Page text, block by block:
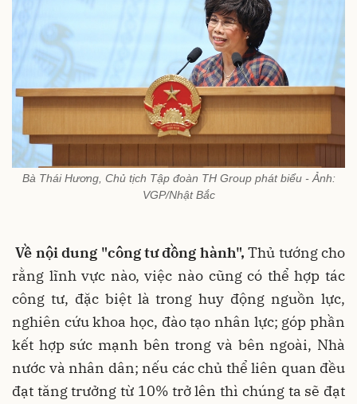
Bà Thái Hương, Chủ tịch Tập đoàn TH Group phát biểu - Ảnh:
VGP/Nhật Bắc
Về nội dung "công tư đồng hành", Thủ tướng cho
rằng lĩnh vực nào, việc nào cũng có thể hợp tác
công tư, đặc biệt là trong huy động nguồn lực,
nghiên cứu khoa học, đào tạo nhân lực; góp phần
kết hợp sức mạnh bên trong và bên ngoài, Nhà
nước và nhân dân; nếu các chủ thể liên quan đều
đạt tăng trưởng từ 10% trở lên thì chúng ta sẽ đạt